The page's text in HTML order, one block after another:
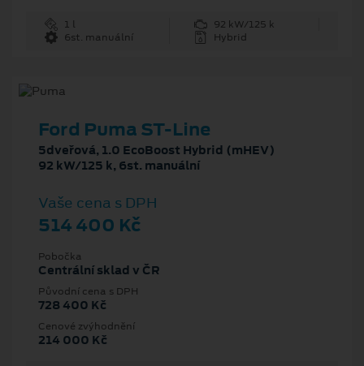
1 l
92 kW/125 k
6st. manuální
Hybrid
Ford Puma ST-Line
5dveřová, 1.0 EcoBoost Hybrid (mHEV)
92 kW/125 k, 6st. manuální
Vaše cena s DPH
514 400 Kč
Pobočka
Centrální sklad v ČR
Původní cena s DPH
728 400 Kč
Cenové zvýhodnění
214 000 Kč